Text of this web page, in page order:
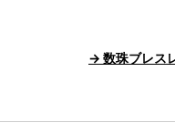
→ 数珠ブレス